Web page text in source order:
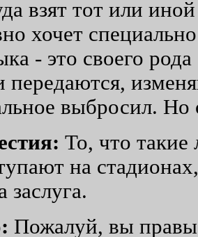
взят тот или
хочет
- это своего
передаются,
выбросил. Но
То, что
на
заслуга.
Пожалуй, вы